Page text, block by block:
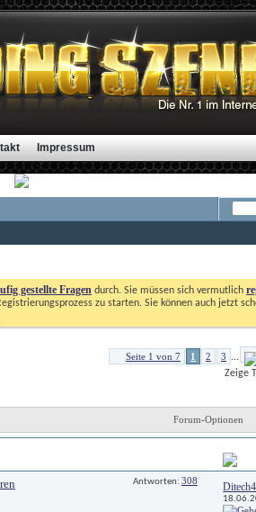
Impressum
gestellte Fragen durch. Sie müssen sich vermutlich
zu starten. Sie können auch jetzt
Seite 1 von 7 1 2 3 ...
Zeige
Forum-Optionen
Antworten: 308